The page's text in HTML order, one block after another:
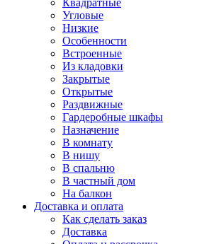
Квадратные
Угловые
Низкие
Особенности
Встроенные
Из кладовки
Закрытые
Открытые
Раздвижные
Гардеробные шкафы
Назначение
В комнату
В нишу
В спальню
В частный дом
На балкон
Доставка и оплата
Как сделать заказ
Доставка